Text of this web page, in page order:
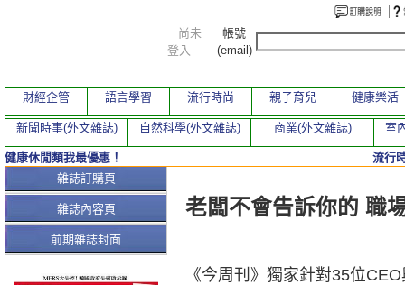
本期文章
老闆不會告訴你的 職
《今周刊》獨家針對35位
雜誌訂購頁
雜誌內容頁
前期雜誌封面
尚未
登入
帳號
(email)
財經企管 語言學習 流行時尚 親子育兒 健康樂活
新聞時事(外文雜誌) 自然科學(外文雜誌) 商業(外文雜誌) 室
健康休閒類我最優惠！ 流行